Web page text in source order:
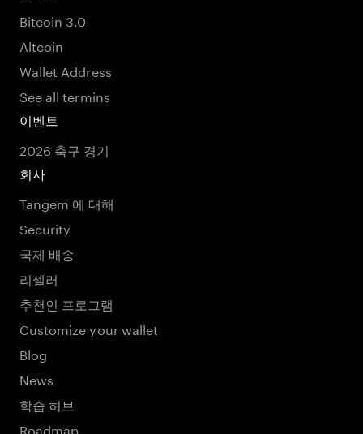
Bitcoin 3.0
Altcoin
Wallet Address
See all termins
이벤트
2026 축구 경기
회사
Tangem 에 대해
Security
국제 배송
리셀러
추천인 프로그램
Customize your wallet
Blog
News
학습 허브
Roadmap